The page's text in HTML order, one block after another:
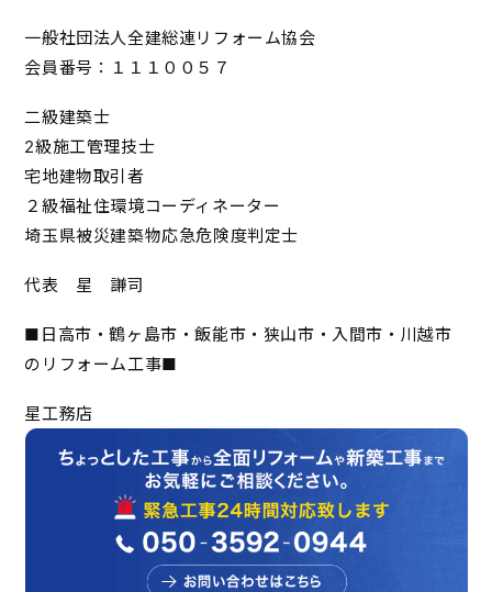
一般社団法人全建総連リフォーム協会
会員番号：１１１００５７
二級建築士
2級施工管理技士
宅地建物取引者
２級福祉住環境コーディネーター
埼玉県被災建築物応急危険度判定士
代表 星 謙司
■日高市・鶴ヶ島市・飯能市・狭山市・入間市・川越市
のリフォーム工事■
星工務店